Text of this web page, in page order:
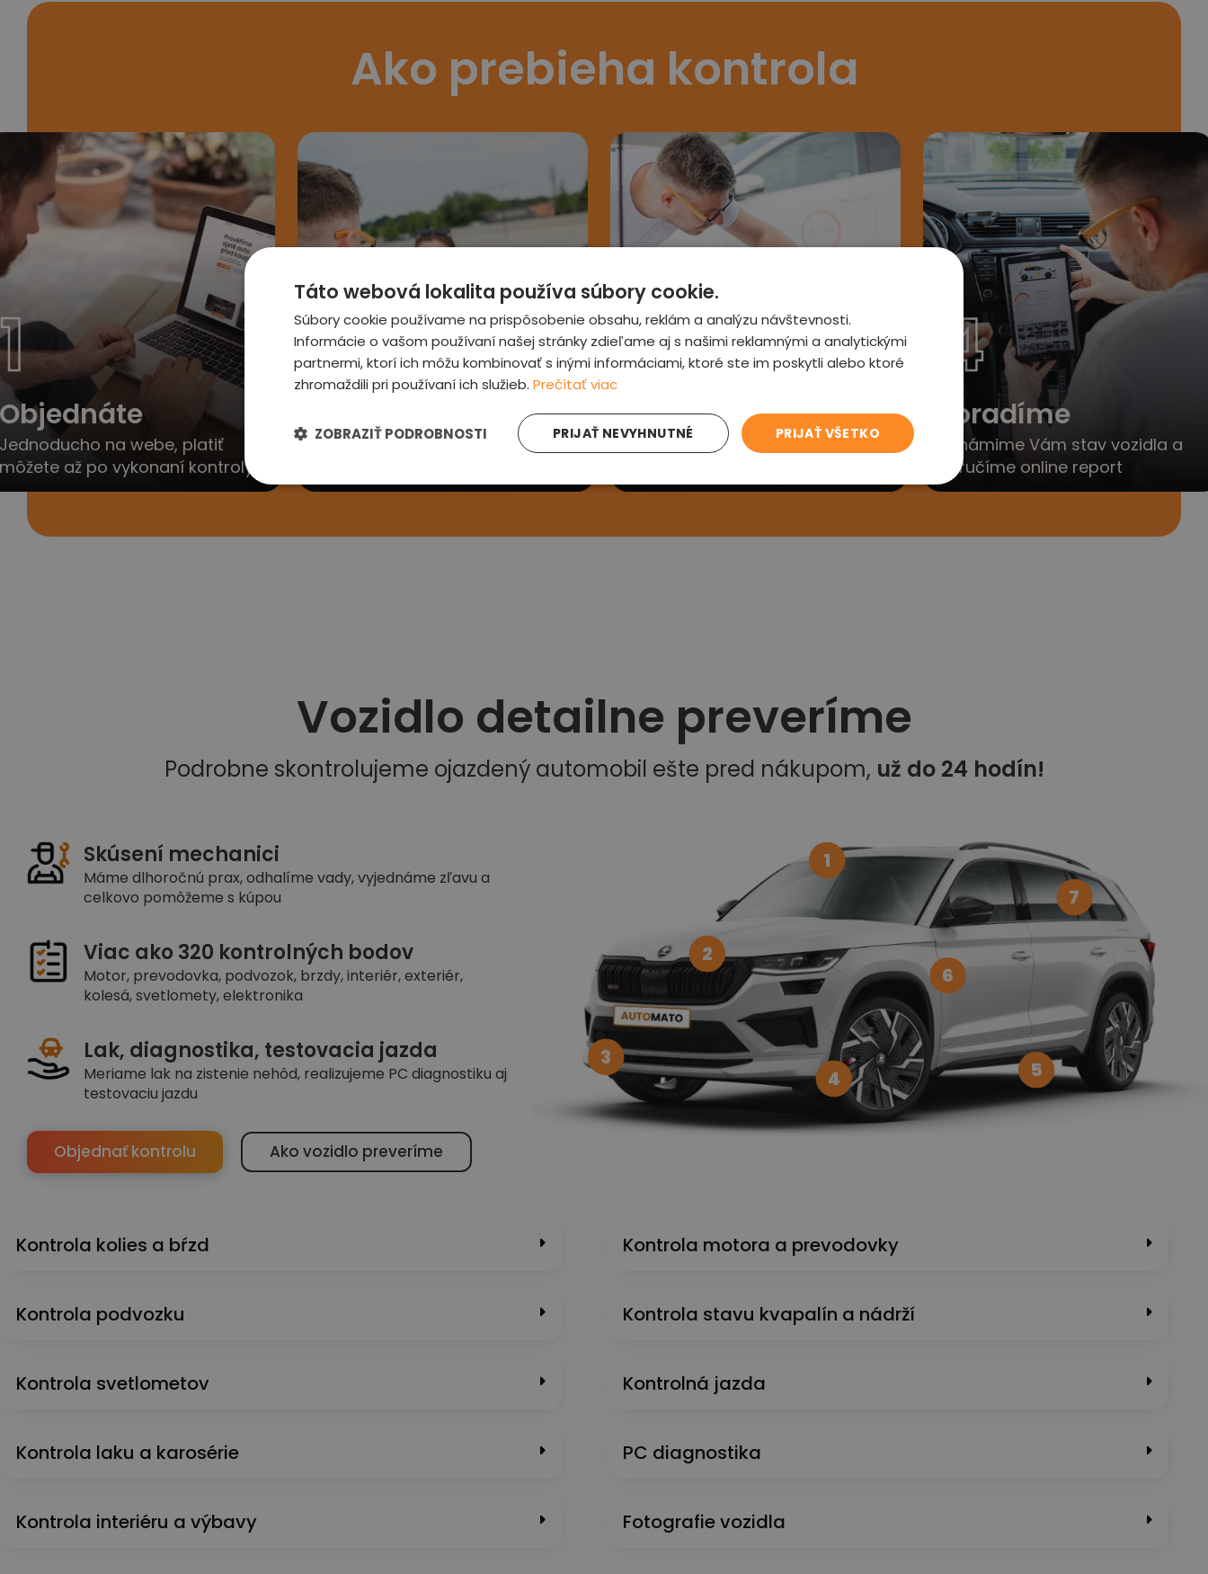
Ako prebieha kontrola
1
Objednáte
Jednoducho na webe, platiť
môžete až po vykonaní kontroly
2
Ozveme sa Vám
Obratom Vás kontaktujeme a
3
Preveríme auto
Prehliadneme auto, vyjednáme
4
Poradíme
Oznámime Vám stav vozidla a
doručíme online report
Vozidlo detailne preveríme
Podrobne skontrolujeme ojazdený automobil ešte pred nákupom, už do 24 hodín!
Skúsení mechanici
Máme dlhoročnú prax, odhalíme vady, vyjednáme zľavu a
celkovo pomôžeme s kúpou
Viac ako 320 kontrolných bodov
Motor, prevodovka, podvozok, brzdy, interiér, exteriér,
kolesá, svetlomety, elektronika
Lak, diagnostika, testovacia jazda
Meriame lak na zistenie nehôd, realizujeme PC diagnostiku aj
testovaciu jazdu
Objednať kontrolu Ako vozidlo preveríme
1
2
3
4
5
6
7
Kontrola kolies a bŕzd
Kontrola podvozku
Kontrola svetlometov
Kontrola laku a karosérie
Kontrola interiéru a výbavy
Kontrola motora a prevodovky
Kontrola stavu kvapalín a nádrží
Kontrolná jazda
PC diagnostika
Fotografie vozidla
Táto webová lokalita používa súbory cookie.
Súbory cookie používame na prispôsobenie obsahu, reklám a analýzu návštevnosti.
Informácie o vašom používaní našej stránky zdieľame aj s našimi reklamnými a analytickými
partnermi, ktorí ich môžu kombinovať s inými informáciami, ktoré ste im poskytli alebo ktoré
zhromaždili pri používaní ich služieb. Prečítať viac
PRIJAŤ VŠETKO
PRIJAŤ NEVYHNUTNÉ
ZOBRAZIŤ PODROBNOSTI